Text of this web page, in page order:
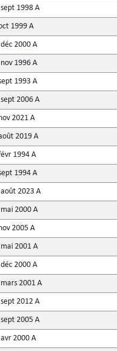
1998 A
1999 A
2000 A
1996 A
1993 A
2006 A
2021 A
2019 A
1994 A
1994 A
2023 A
2000 A
2005 A
2001 A
2000 A
2001 A
2012 A
2005 A
2000 A